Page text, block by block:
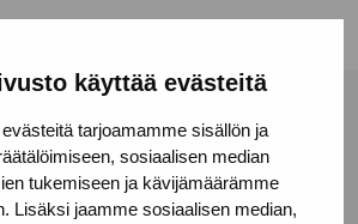
käyttää evästeitä
tarjoamamme sisällön ja
sosiaalisen median
tukemiseen ja kävijämäärämme
Lisäksi jaamme sosiaalisen median,
Foundation
11